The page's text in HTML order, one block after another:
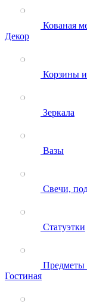
Кованая
Декор
Корзины
Зеркала
Вазы
Свечи,
Статуэтки
Предметы
Гостиная